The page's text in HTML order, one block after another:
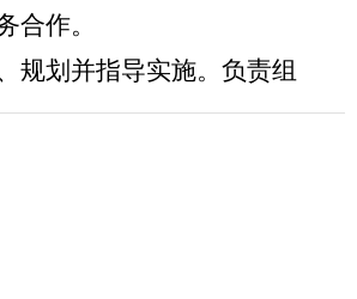
合作。
规划并指导实施。负责组
设计工作。开展藏式传统